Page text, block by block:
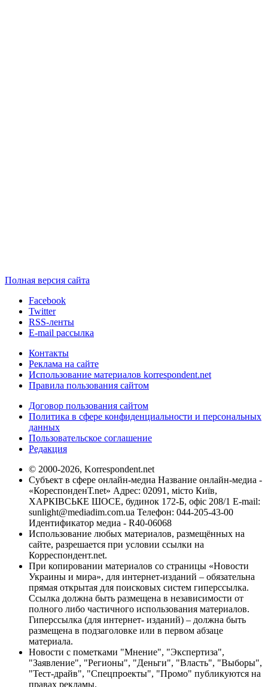
Полная версия сайта
Facebook
Twitter
RSS-ленты
E-mail рассылка
Контакты
Реклама на сайте
Использование материалов korrespondent.net
Правила пользования сайтом
Договор пользования сайтом
Политика в сфере конфиденциальности и персональных
данных
Пользовательское соглашение
Редакция
© 2000-2026, Korrespondent.net
Субъект в сфере онлайн-медиа Название онлайн-медиа -
«КореспонденТ.net» Адрес: 02091, місто Київ,
ХАРКІВСЬКЕ ШОСЕ, будинок 172-Б, офіс 208/1 E-mail:
sunlight@mediadim.com.ua Телефон: 044-205-43-00
Идентификатор медиа - R40-06068
Использование любых материалов, размещённых на
сайте, разрешается при условии ссылки на
Корреспондент.net.
При копировании материалов со страницы «Новости
Украины и мира», для интернет-изданий – обязательна
прямая открытая для поисковых систем гиперссылка.
Ссылка должна быть размещена в независимости от
полного либо частичного использования материалов.
Гиперссылка (для интернет- изданий) – должна быть
размещена в подзаголовке или в первом абзаце
материала.
Новости с пометками "Мнение", "Экспертиза",
"Заявление", "Регионы", "Деньги", "Власть", "Выборы",
"Тест-драйв", "Спецпроекты", "Промо" публикуются на
правах рекламы.